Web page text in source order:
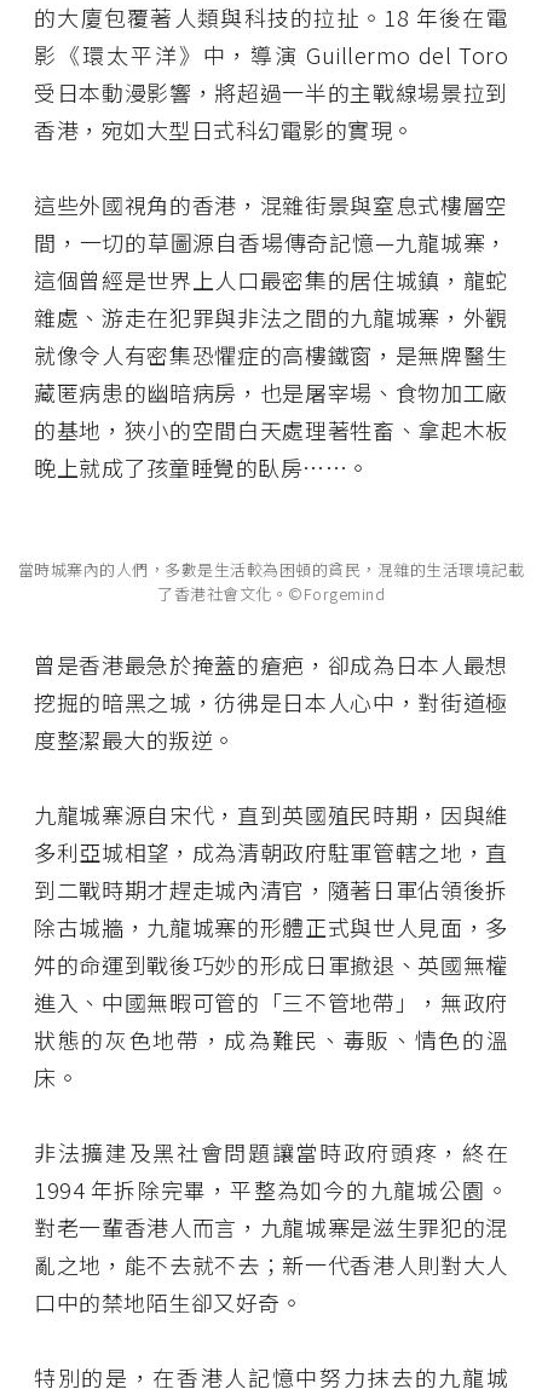
的大廈包覆著人類與科技的拉扯。18 年後在電
影《環太平洋》中，導演 Guillermo del Toro
受日本動漫影響，將超過一半的主戰線場景拉到
香港，宛如大型日式科幻電影的實現。
這些外國視角的香港，混雜街景與窒息式樓層空
間，一切的草圖源自香場傳奇記憶—九龍城寨，
這個曾經是世界上人口最密集的居住城鎮，龍蛇
雜處、游走在犯罪與非法之間的九龍城寨，外觀
就像令人有密集恐懼症的高樓鐵窗，是無牌醫生
藏匿病患的幽暗病房，也是屠宰場、食物加工廠
的基地，狹小的空間白天處理著牲畜、拿起木板
晚上就成了孩童睡覺的臥房⋯⋯。
當時城寨內的人們，多數是生活較為困頓的貧民，混雜的生活環境記載
了香港社會文化。©Forgemind
曾是香港最急於掩蓋的瘡疤，卻成為日本人最想
挖掘的暗黑之城，彷彿是日本人心中，對街道極
度整潔最大的叛逆。
九龍城寨源自宋代，直到英國殖民時期，因與維
多利亞城相望，成為清朝政府駐軍管轄之地，直
到二戰時期才趕走城內清官，隨著日軍佔領後拆
除古城牆，九龍城寨的形體正式與世人見面，多
舛的命運到戰後巧妙的形成日軍撤退、英國無權
進入、中國無暇可管的「三不管地帶」，無政府
狀態的灰色地帶，成為難民、毒販、情色的溫
床。
非法擴建及黑社會問題讓當時政府頭疼，終在
1994 年拆除完畢，平整為如今的九龍城公園。
對老一輩香港人而言，九龍城寨是滋生罪犯的混
亂之地，能不去就不去；新一代香港人則對大人
口中的禁地陌生卻又好奇。
特別的是，在香港人記憶中努力抹去的九龍城